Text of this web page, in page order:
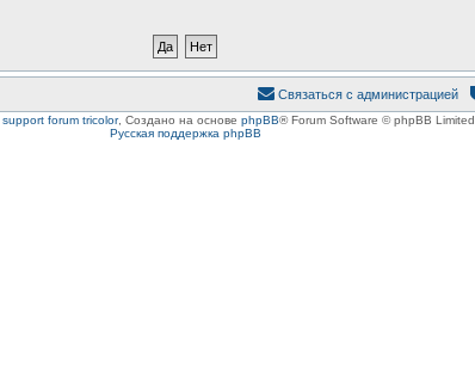
Связаться с администрацией
support forum tricolor, Создано на основе phpBB® Forum Software © phpBB Limited
Русская поддержка phpBB